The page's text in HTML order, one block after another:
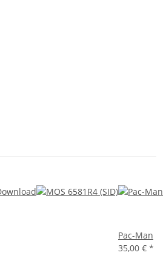
Pac-Man
35,00 € *